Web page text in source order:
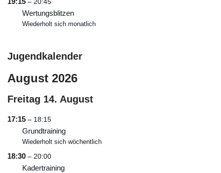
– 20:45
Wertungsblitzen
Wiederholt sich monatlich
Jugendkalender
August 2026
Freitag 14. August
17:15 – 18:15
Grundtraining
Wiederholt sich wöchentlich
18:30 – 20:00
Kadertraining